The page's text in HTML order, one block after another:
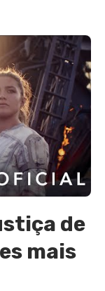
de
mais